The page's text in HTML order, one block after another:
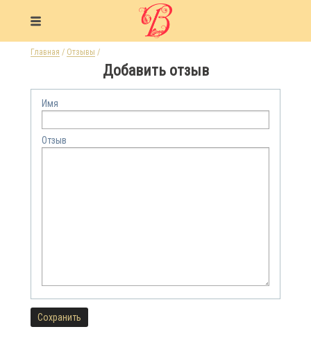
Главная / Отзывы /
Добавить отзыв
Имя
Отзыв